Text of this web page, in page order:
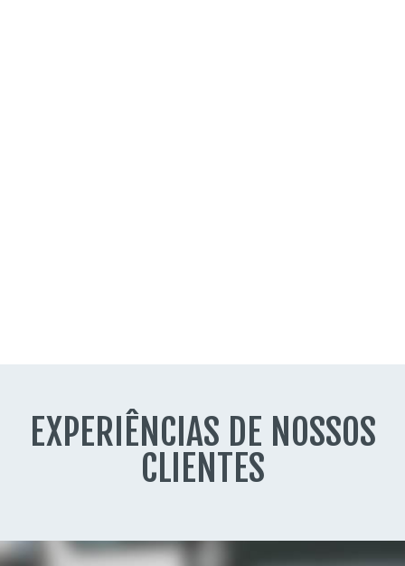
EXPERIÊNCIAS DE NOSSOS
CLIENTES